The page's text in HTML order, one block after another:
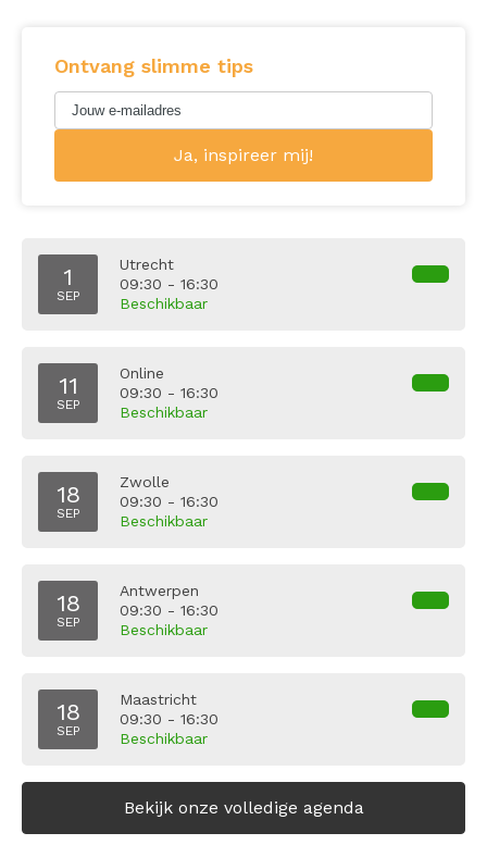
Ontvang slimme tips
1
SEP
Utrecht
09:30 - 16:30
Beschikbaar
11
SEP
Online
09:30 - 16:30
Beschikbaar
18
SEP
Zwolle
09:30 - 16:30
Beschikbaar
18
SEP
Antwerpen
09:30 - 16:30
Beschikbaar
18
SEP
Maastricht
09:30 - 16:30
Beschikbaar
Bekijk onze volledige agenda